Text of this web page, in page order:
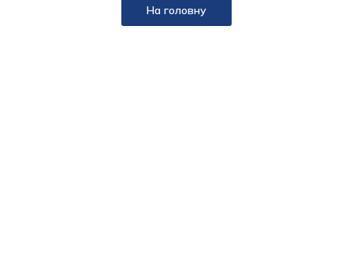
На головну